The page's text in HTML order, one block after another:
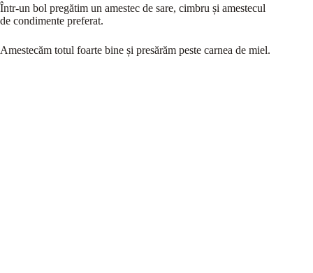
Într-un bol pregătim un amestec de sare, cimbru și amestecul
de condimente preferat.
Amestecăm totul foarte bine și presărăm peste carnea de miel.